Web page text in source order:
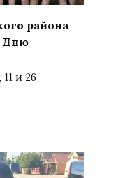
района
Дню
и 26